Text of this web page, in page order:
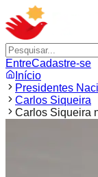
EntreCadastre-se
Início
Presidentes
Carlos Siqueira
Carlos Siqueira